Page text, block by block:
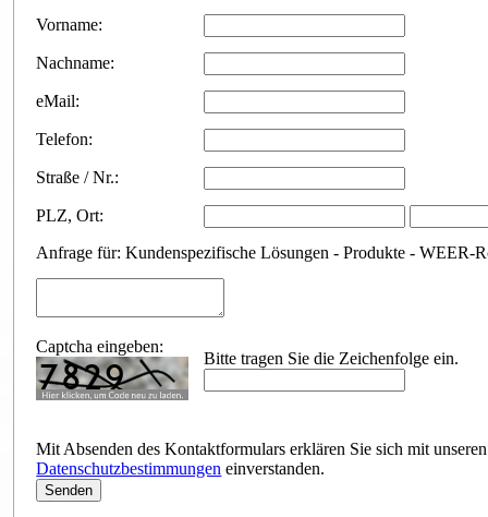
Vorname:
Nachname:
eMail:
Telefon:
Straße / Nr.:
PLZ,Ort:
Anfrage für: Kundenspezifische Lösungen - Produkte - WEER-
Captcha eingeben:
Bitte tragen Sie die Zeichenfolge ein.
Mit Absenden des Kontaktformulars erklären Sie sich mit unseren
Datenschutzbestimmungen einverstanden.